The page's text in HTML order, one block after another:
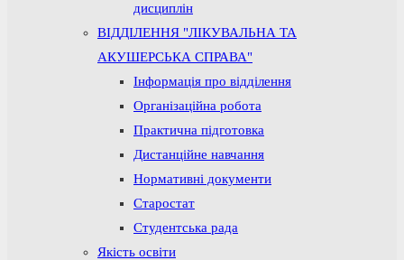
дисциплін
ВІДДІЛЕННЯ "ЛІКУВАЛЬНА ТА
АКУШЕРСЬКА СПРАВА"
Інформація про відділення
Організаційна робота
Практична підготовка
Дистанційне навчання
Нормативні документи
Старостат
Студентська рада
Якість освіти